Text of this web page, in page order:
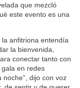
que mezcló
este evento es una
anfitriona entendía
la bienvenida,
conectar tanto con
en redes
noche”, dijo con voz